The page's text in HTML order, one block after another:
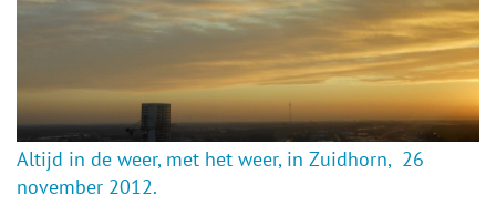
Altijd in de weer, met het weer, in Zuidhorn, 26
november 2012.